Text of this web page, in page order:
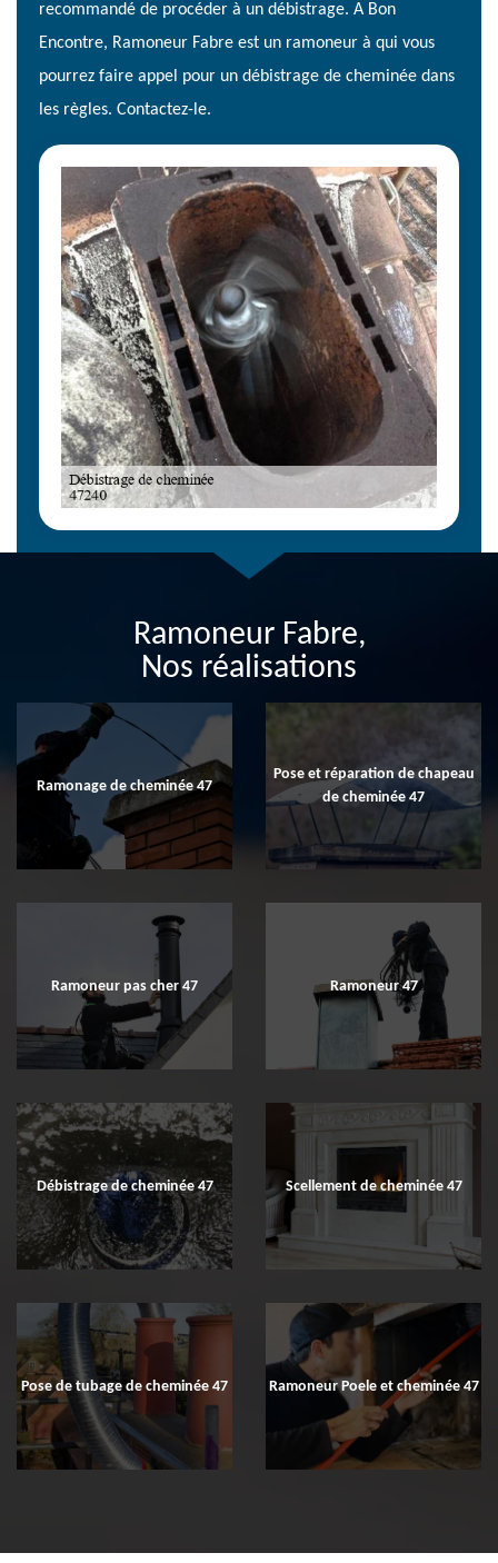
recommandé de procéder à un débistrage. A Bon
Encontre, Ramoneur Fabre est un ramoneur à qui vous
pourrez faire appel pour un débistrage de cheminée dans
les règles. Contactez-le.
Ramoneur Fabre,
Nos réalisations
Ramonage de cheminée 47
Pose et réparation de chapeau
de cheminée 47
Ramoneur pas cher 47 Ramoneur 47
Débistrage de cheminée 47 Scellement de cheminée 47
Pose de tubage de cheminée 47 Ramoneur Poele et cheminée 47